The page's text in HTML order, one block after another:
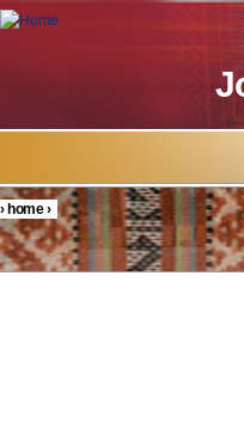
Skip to main content
You are here
›home›